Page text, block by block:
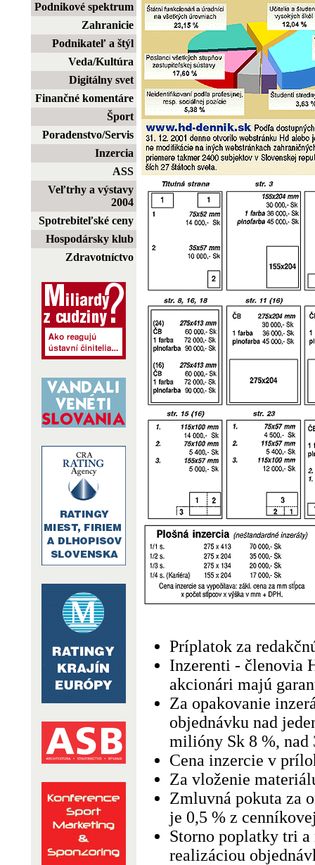
Podnikové spektrum
Zahranicie
Podnikateľ a štýl
Veda/Kultúra
Digitálny svet
Finančné komentáre
Šport
Poradenstvo/Servis
Inzercia
ASS
Veľtrhy a výstavy
2004
Spotrebiteľské ceny
Hospodársky klub
Zdravotníctvo
Príplatok za
Inzerenti - členovia
akcionári majú
Za opakovanie
objednávku nad
milióny Sk 8 %,
Cena inzercie v
Za vloženie
Zmluvná pokuta za
je 0,5 % z
Storno poplatky tri
realizáciou